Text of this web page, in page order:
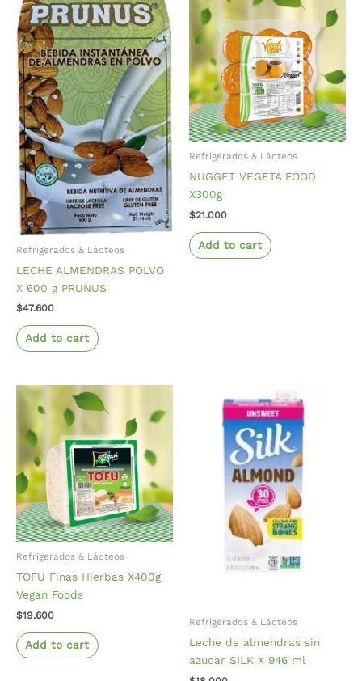
Refrigerados & Lácteos
LECHE ALMENDRAS POLVO
X 600 g PRUNUS
$47.600
Add to cart
Refrigerados & Lácteos
NUGGET VEGETA FOOD
X300g
$21.000
Add to cart
Refrigerados & Lácteos
TOFU Finas Hierbas X400g
Vegan Foods
$19.600
Add to cart
Refrigerados & Lácteos
Leche de almendras sin
azucar SILK X 946 ml